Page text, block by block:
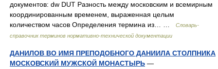
документов: dw DUT Разность между московским и всемирным
координированным временем, выраженная целым
количеством часов Определения термина из… …
Словарь-
справочник терминов нормативно-технической документации
ДАНИЛОВ ВО ИМЯ ПРЕПОДОБНОГО ДАНИИЛА СТОЛПНИКА
МОСКОВСКИЙ МУЖСКОЙ МОНАСТЫРЬ —